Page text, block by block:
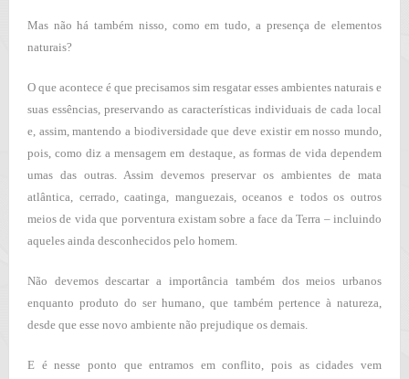
Mas não há também nisso, como em tudo, a presença de elementos
naturais?
O que acontece é que precisamos sim resgatar esses ambientes naturais e
suas essências, preservando as características individuais de cada local
e, assim, mantendo a biodiversidade que deve existir em nosso mundo,
pois, como diz a mensagem em destaque, as formas de vida dependem
umas das outras. Assim devemos preservar os ambientes de mata
atlântica, cerrado, caatinga, manguezais, oceanos e todos os outros
meios de vida que porventura existam sobre a face da Terra – incluindo
aqueles ainda desconhecidos pelo homem.
Não devemos descartar a importância também dos meios urbanos
enquanto produto do ser humano, que também pertence à natureza,
desde que esse novo ambiente não prejudique os demais.
E é nesse ponto que entramos em conflito, pois as cidades vem